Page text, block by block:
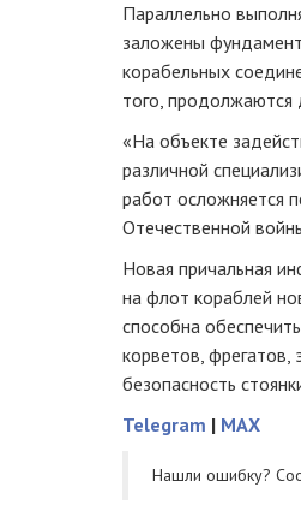
Параллельно
заложены
корабельных
того, продолжаются
«На объекте
различной
работ осложняется
Отечественной
Новая причальная
на флот кораблей
способна
корветов,
безопасность
Telegram | MAX
Нашли ошибку?